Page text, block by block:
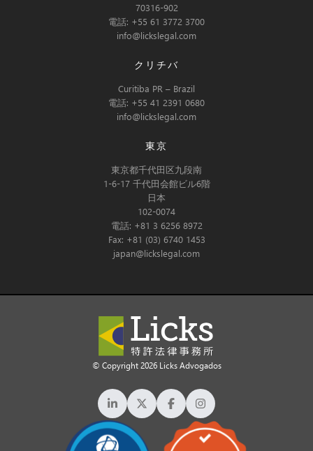
70316-902
電話: +55 61 3772 3700
info@lickslegal.com
クリチバ
Curitiba PR – Brazil
電話: +55 41 2391 0680
info@lickslegal.com
東京
東京都千代田区九段南
1-6-17 千代田会館ビル6階
日本
102-0074
電話: +81 3 6256 8972
Fax: +81 (03) 6740 1453
japan@lickslegal.com
© Copyright 2026 Licks Advogados